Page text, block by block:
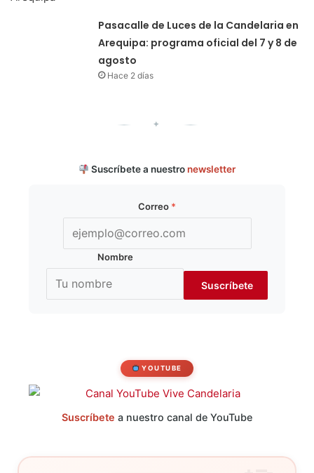
Pasacalle de Luces de la Candelaria en
Arequipa: programa oficial del 7 y 8 de
agosto
Hace 2 días
✦
Suscríbete a nuestro newsletter
Correo *
Nombre
YOUTUBE
Suscríbete a nuestro canal de YouTube